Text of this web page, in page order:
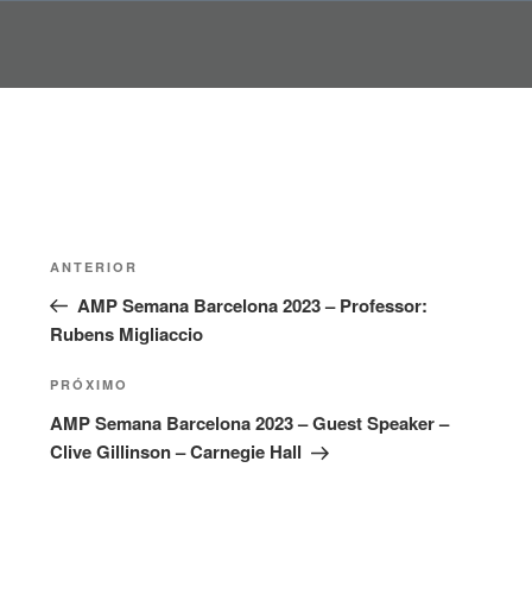
Navegação
Post
Post
anterior
ANTERIOR
AMP Semana Barcelona 2023 – Professor:
Rubens Migliaccio
Próximo
post
PRÓXIMO
AMP Semana Barcelona 2023 – Guest Speaker –
Clive Gillinson – Carnegie Hall